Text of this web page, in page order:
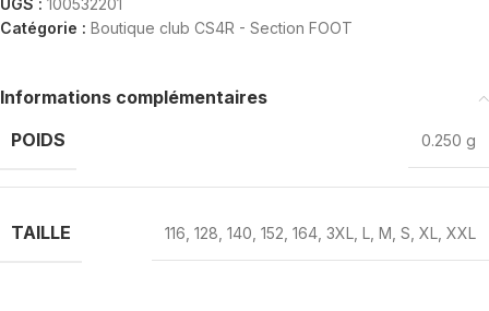
UGS : 100532201
Catégorie : Boutique club CS4R - Section FOOT
Informations complémentaires
POIDS
0.250 g
TAILLE 116 128 140 152 164 3XL L M S XL XXL